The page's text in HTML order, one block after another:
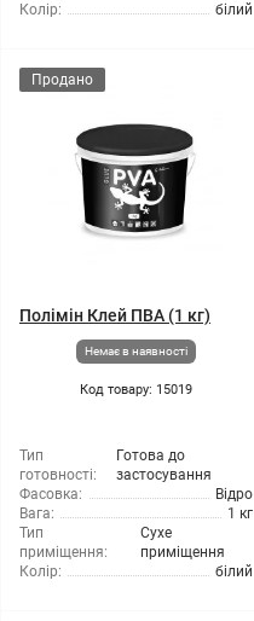
Колір:
білий
Продано
Полімін Клей ПВА (1 кг)
Немає в наявності
Код товару: 15019
Тип
готовності:
Готова до
застосування
Фасовка:
Відро
Вага:
1 кг
Тип
приміщення:
Сухе
приміщення
Колір:
білий